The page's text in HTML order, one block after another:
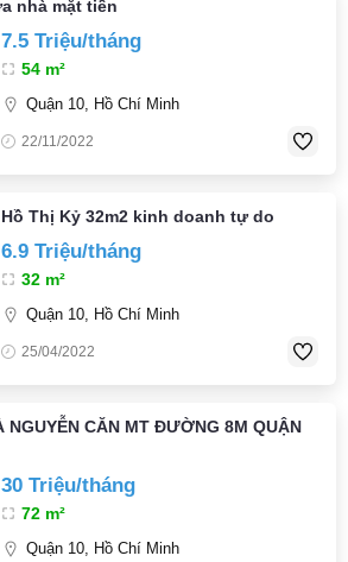
nhà mặt tiền
7.5 Triệu/tháng
54 m²
Quận 10, Hồ Chí Minh
22/11/2022
Thị Kỷ 32m2 kinh doanh tự do
6.9 Triệu/tháng
32 m²
Quận 10, Hồ Chí Minh
25/04/2022
NGUYỄN CĂN MT ĐƯỜNG 8M QUẬN
30 Triệu/tháng
72 m²
Quận 10, Hồ Chí Minh